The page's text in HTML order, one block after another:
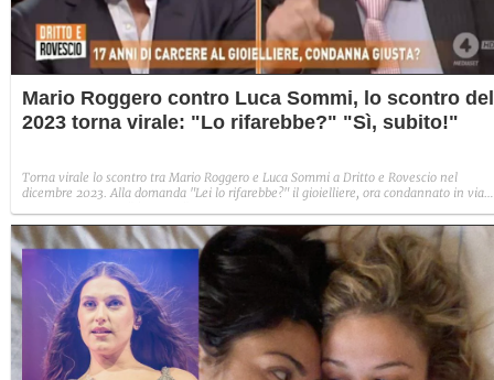
Mario Roggero contro Luca Sommi, lo scontro del
2023 torna virale: "Lo rifarebbe?" "Sì, subito!"
Torna virale lo scontro tra Mario Roggero e Luca Sommi a Dritto e Rovescio nel
dicembre 2023. Alla domanda "Lei lo rifarebbe?" il gioielliere, ora condannato in via